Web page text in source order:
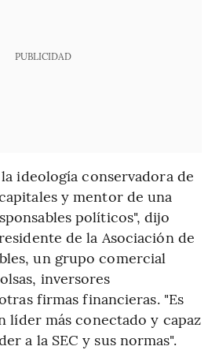
PUBLICIDAD
ideología conservadora de
y mentor de una
políticos", dijo
de la Asociación de
un grupo comercial
inversores
firmas financieras. "Es
líder más conectado y capaz
a la SEC y sus normas".